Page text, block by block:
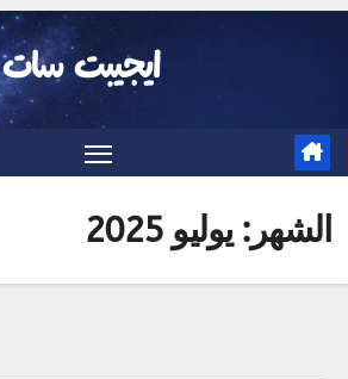
ايجيبت سات
الشهر:يوليو 2025